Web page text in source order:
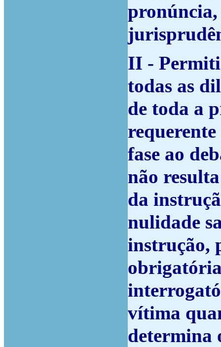
pronúncia,
II -
todas as
de toda a
fase ao
não
da
nulidade
instrução,
vítima
determina